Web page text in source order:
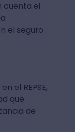
cuenta el
el seguro
el REPSE,
que
de